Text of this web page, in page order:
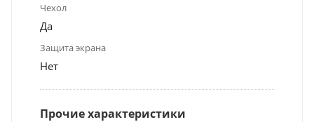
Чехол
Да
Защита экрана
Нет
Прочие характеристики